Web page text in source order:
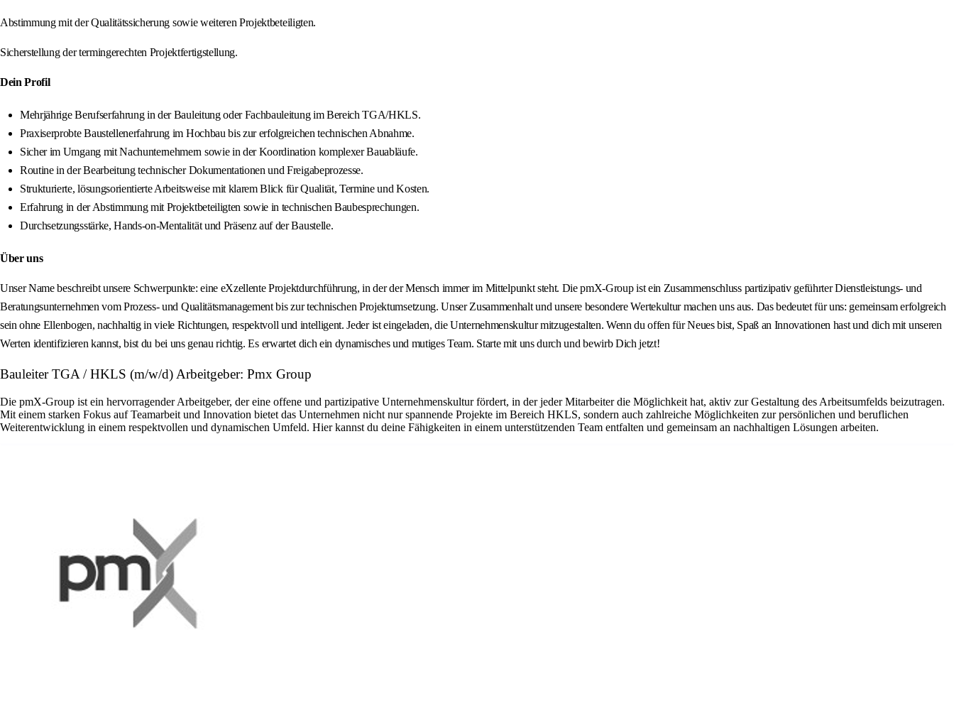
Abstimmung mit der Qualitätssicherung sowie weiteren Projektbeteiligten.
Sicherstellung der termingerechten Projektfertigstellung.
Dein Profil
Mehrjährige Berufserfahrung in der Bauleitung oder Fachbauleitung im Bereich TGA/HKLS.
Praxiserprobte Baustellenerfahrung im Hochbau bis zur erfolgreichen technischen Abnahme.
Sicher im Umgang mit Nachunternehmern sowie in der Koordination komplexer Bauabläufe.
Routine in der Bearbeitung technischer Dokumentationen und Freigabeprozesse.
Strukturierte, lösungsorientierte Arbeitsweise mit klarem Blick für Qualität, Termine und Kosten.
Erfahrung in der Abstimmung mit Projektbeteiligten sowie in technischen Baubesprechungen.
Durchsetzungsstärke, Hands-on-Mentalität und Präsenz auf der Baustelle.
Über uns
Unser Name beschreibt unsere Schwerpunkte: eine eXzellente Projektdurchführung, in der der Mensch immer im Mittelpunkt steht. Die pmX-Group ist ein Zusammenschluss partizipativ geführter Dienstleistungs- und
Beratungsunternehmen vom Prozess- und Qualitätsmanagement bis zur technischen Projektumsetzung. Unser Zusammenhalt und unsere besondere Wertekultur machen uns aus. Das bedeutet für uns: gemeinsam erfolgreich
sein ohne Ellenbogen, nachhaltig in viele Richtungen, respektvoll und intelligent. Jeder ist eingeladen, die Unternehmenskultur mitzugestalten. Wenn du offen für Neues bist, Spaß an Innovationen hast und dich mit unseren
Werten identifizieren kannst, bist du bei uns genau richtig. Es erwartet dich ein dynamisches und mutiges Team. Starte mit uns durch und bewirb Dich jetzt!
Bauleiter TGA / HKLS (m/w/d) Arbeitgeber: Pmx Group
Die pmX-Group ist ein hervorragender Arbeitgeber, der eine offene und partizipative Unternehmenskultur fördert, in der jeder Mitarbeiter die Möglichkeit hat, aktiv zur Gestaltung des Arbeitsumfelds beizutragen.
Mit einem starken Fokus auf Teamarbeit und Innovation bietet das Unternehmen nicht nur spannende Projekte im Bereich HKLS, sondern auch zahlreiche Möglichkeiten zur persönlichen und beruflichen
Weiterentwicklung in einem respektvollen und dynamischen Umfeld. Hier kannst du deine Fähigkeiten in einem unterstützenden Team entfalten und gemeinsam an nachhaltigen Lösungen arbeiten.